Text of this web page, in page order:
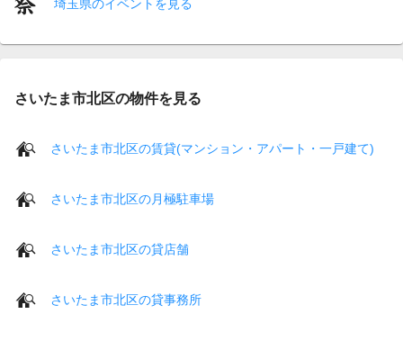
埼玉県のイベントを見る
さいたま市北区の物件を見る
さいたま市北区の賃貸(マンション・アパート・一戸建て)
さいたま市北区の月極駐車場
さいたま市北区の貸店舗
さいたま市北区の貸事務所